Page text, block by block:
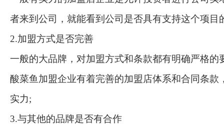
者来到公司，就能看到公司是否具有支持这个项目
2.加盟方式是否完善
一般的大品牌，对加盟方式和条款都有明确严格的
酸菜鱼加盟企业有着完善的加盟店体系和合同条款
实力;
3.与其他的品牌是否有合作